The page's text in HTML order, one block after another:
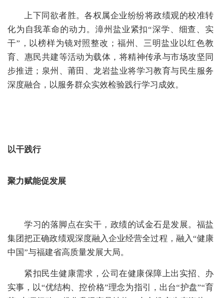
上下同欲者胜。各权属企业纷纷将政绩观的校准转
化为自我革命的动力。漳州盐业紧扣“深学、细查、实
干”，以榜样为镜对照整改；福州、三明盐业以红色教
育、惠民共建等活动为载体，将精神传承与市场攻坚同
步推进；泉州、莆田、龙岩盐业将学习教育与民生服务
深度融合，以服务群众实效检验践行学习成效。
以干践行
聚力赋能促发展
学习的落脚点在实干，政绩的试金石是发展。福盐
集团把正确政绩观深度融入企业经营全过程，融入“健康
中国”与福建省高质量发展大局。
紧扣民生健康需求 ，公司在健康保障上出实招、办
实事， 以“优结构、控价格”理念为指引，出台“护盘”“育